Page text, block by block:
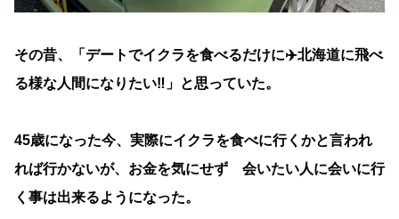
その昔、「デートでイクラを食べるだけに✈️北海道に飛べ
る様な人間になりたい‼️」と思っていた。
45歳になった今、実際にイクラを食べに行くかと言われ
れば行かないが、お金を気にせず 会いたい人に会いに行
く事は出来るようになった。